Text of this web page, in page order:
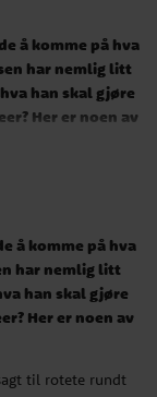
å komme på hva
har nemlig litt
han skal gjøre
Her er noen av
frukten.
i melken.
med glitter.
å komme på hva
har nemlig litt
han skal gjøre
Her er noen av
til rotete rundt